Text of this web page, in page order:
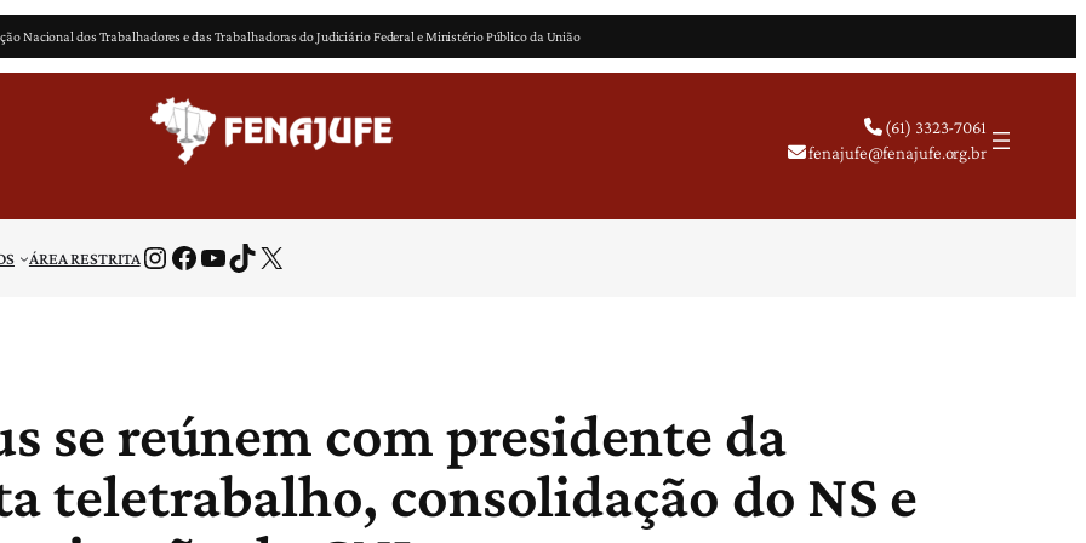
Nacional dos Trabalhadores e das Trabalhadoras do Judiciário Federal e Ministério Público da União
(61) 3323-7061
fenajufe@fenajufe.org.br
ÁREA RESTRITAInstagram Facebook Youtube TikTok X
se reúnem com presidente da
teletrabalho, consolidação do NS e